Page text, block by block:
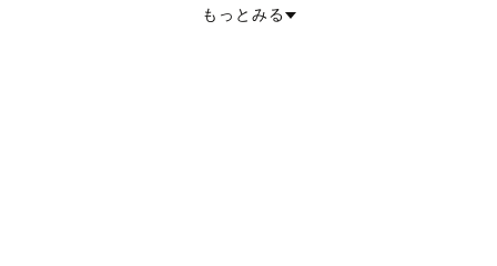
宮城郡利府町 黒川郡大和町
もっとみる